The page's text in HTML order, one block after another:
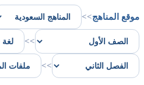
موقع المناهج>>
>>
>>